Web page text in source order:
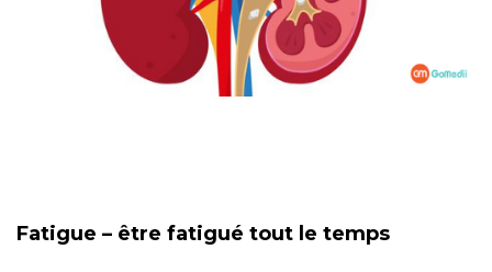
Fatigue – être fatigué tout le temps